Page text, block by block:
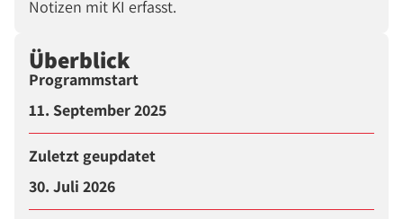
Notizen mit KI erfasst.
Überblick
Programmstart
11. September 2025
Zuletzt geupdatet
30. Juli 2026